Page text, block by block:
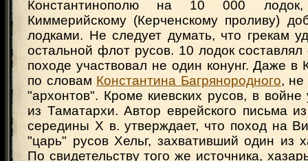
Константинополю на 10 000
Киммерийскому (Керченскому проливу)
лодками. Не следует думать, что грекам
остальной флот русов. 10 лодок
походе участвовал не один конунг. Даже в
по словам Константина Багрянородного, не
"архонтов". Кроме киевских русов, в войне
из Таматархи. Автор еврейского письма
середины X в. утверждает, что поход на
"царь" русов Хельг, захвативший один из
По свидетельству того же источника,